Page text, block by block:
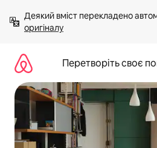
вмісту
Деякий вміст перекладено
оригіналу
Перетворіть своє